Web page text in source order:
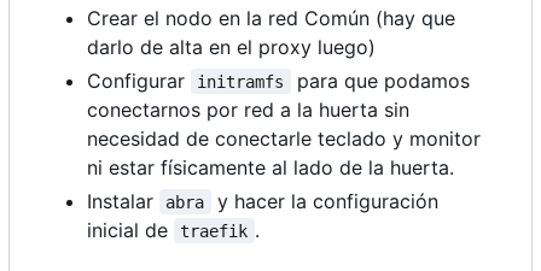
Crear el nodo en la red Común (hay que
darlo de alta en el proxy luego)
Configurar
initramfs
para que podamos
conectarnos por red a la huerta sin
necesidad de conectarle teclado y monitor
ni estar físicamente al lado de la huerta.
Instalar
abra
y hacer la configuración
inicial de
traefik .